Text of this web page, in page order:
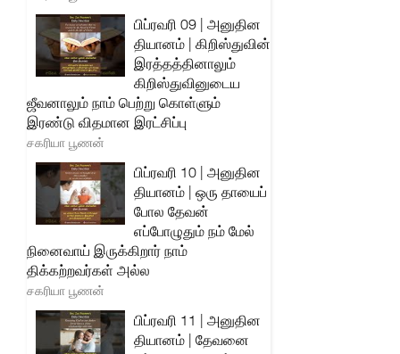
பிப்ரவரி 09 | அனுதின
தியானம் | கிறிஸ்துவின்
இரத்தத்தினாலும்
கிறிஸ்துவினுடைய
ஜீவனாலும் நாம் பெற்று கொள்ளும்
இரண்டு விதமான இரட்சிப்பு
சகரியா பூணன்
பிப்ரவரி 10 | அனுதின
தியானம் | ஒரு தாயைப்
போல தேவன்
எப்போழுதும் நம் மேல்
நினைவாய் இருக்கிறார் நாம்
திக்கற்றவர்கள் அல்ல
சகரியா பூணன்
பிப்ரவரி 11 | அனுதின
தியானம் | தேவனை